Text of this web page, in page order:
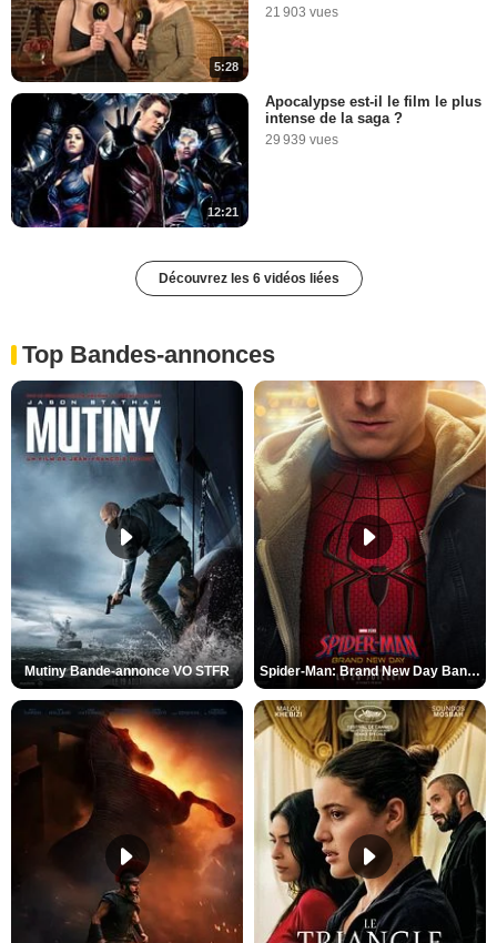
5:28
21 903 vues
12:21
Apocalypse est-il le film le plus
intense de la saga ?
29 939 vues
Découvrez les 6 vidéos liées
Top Bandes-annonces
Mutiny Bande-annonce VO STFR Spider-Man: Brand New Day Bande-annonce VO STFR